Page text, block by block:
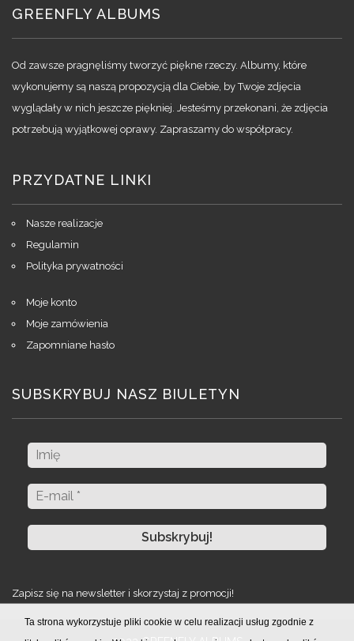
GREENFLY ALBUMS
Od zawsze pragnęliśmy tworzyć piękne rzeczy. Albumy, które
wykonujemy są naszą propozycją dla Ciebie, by Twoje zdjęcia
wyglądały w nich jeszcze piękniej. Jesteśmy przekonani, że zdjęcia
potrzebują wyjątkowej oprawy. Zapraszamy do współpracy.
PRZYDATNE LINKI
Nasze realizacje
Regulamin
Polityka prywatności
Moje konto
Moje zamówienia
Zapomniane hasło
SUBSKRYBUJ NASZ BIULETYN
Zapisz się na newsletter i skorzystaj z promocji!
Ta strona wykorzystuje pliki cookie w celu realizacji usług zgodnie z